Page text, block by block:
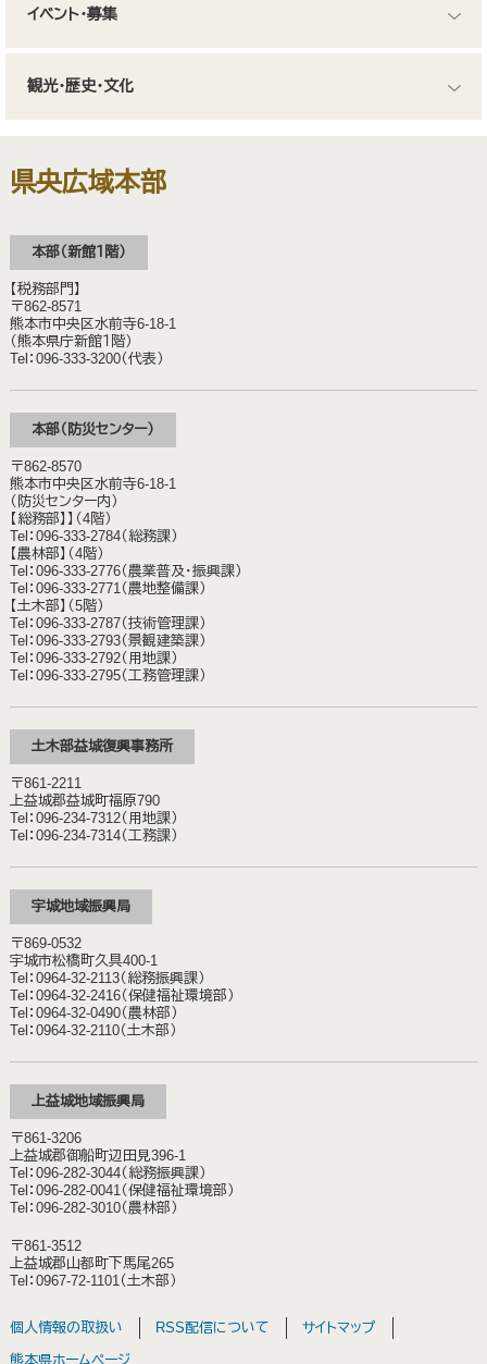
イベント・募集
観光・歴史・文化
県央広域本部
本部（新館１階）
【税務部門】
〒862-8571
熊本市中央区水前寺6-18-1
（熊本県庁新館１階）
Tel：096-333-3200（代表）
本部（防災センター）
〒862-8570
熊本市中央区水前寺6-18-1
（防災センター内）
【総務部】】（4階）
Tel：096-333-2784（総務課）
【農林部】（4階）
Tel：096-333-2776（農業普及・振興課）
Tel：096-333-2771（農地整備課）
【土木部】（5階）
Tel：096-333-2787（技術管理課）
Tel：096-333-2793（景観建築課）
Tel：096-333-2792（用地課）
Tel：096-333-2795（工務管理課）
土木部益城復興事務所
〒861-2211
上益城郡益城町福原790
Tel：096-234-7312（用地課）
Tel：096-234-7314（工務課）
宇城地域振興局
〒869-0532
宇城市松橋町久具400-1
Tel：0964-32-2113（総務振興課）
Tel：0964-32-2416（保健福祉環境部）
Tel：0964-32-0490（農林部）
Tel：0964-32-2110（土木部）
上益城地域振興局
〒861-3206
上益城郡御船町辺田見396-1
Tel：096-282-3044（総務振興課）
Tel：096-282-0041（保健福祉環境部）
Tel：096-282-3010（農林部）
〒861-3512
上益城郡山都町下馬尾265
Tel：0967-72-1101（土木部）
個人情報の取扱い RSS配信について
サイトマップ
熊本県ホームページ